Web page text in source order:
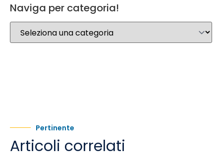
Naviga per categoria!
Pertinente
Articoli correlati